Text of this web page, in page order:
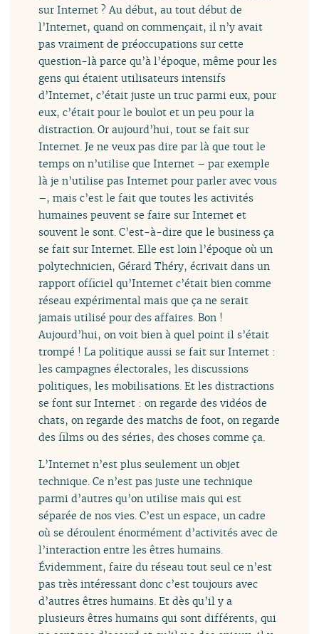
sur Internet ? Au début, au tout début de
l’Internet, quand on commençait, il n’y avait
pas vraiment de préoccupations sur cette
question-là parce qu’à l’époque, même pour les
gens qui étaient utilisateurs intensifs
d’Internet, c’était juste un truc parmi eux, pour
eux, c’était pour le boulot et un peu pour la
distraction. Or aujourd’hui, tout se fait sur
Internet. Je ne veux pas dire par là que tout le
temps on n’utilise que Internet – par exemple
là je n’utilise pas Internet pour parler avec vous
–, mais c’est le fait que toutes les activités
humaines peuvent se faire sur Internet et
souvent le sont. C’est-à-dire que le business ça
se fait sur Internet. Elle est loin l’époque où un
polytechnicien, Gérard Théry, écrivait dans un
rapport officiel qu’Internet c’était bien comme
réseau expérimental mais que ça ne serait
jamais utilisé pour des affaires. Bon !
Aujourd’hui, on voit bien à quel point il s’était
trompé ! La politique aussi se fait sur Internet :
les campagnes électorales, les discussions
politiques, les mobilisations. Et les distractions
se font sur Internet : on regarde des vidéos de
chats, on regarde des matchs de foot, on regarde
des films ou des séries, des choses comme ça.
L’Internet n’est plus seulement un objet
technique. Ce n’est pas juste une technique
parmi d’autres qu’on utilise mais qui est
séparée de nos vies. C’est un espace, un cadre
où se déroulent énormément d’activités avec de
l’interaction entre les êtres humains.
Évidemment, faire du réseau tout seul ce n’est
pas très intéressant donc c’est toujours avec
d’autres êtres humains. Et dès qu’il y a
plusieurs êtres humains qui sont différents, qui